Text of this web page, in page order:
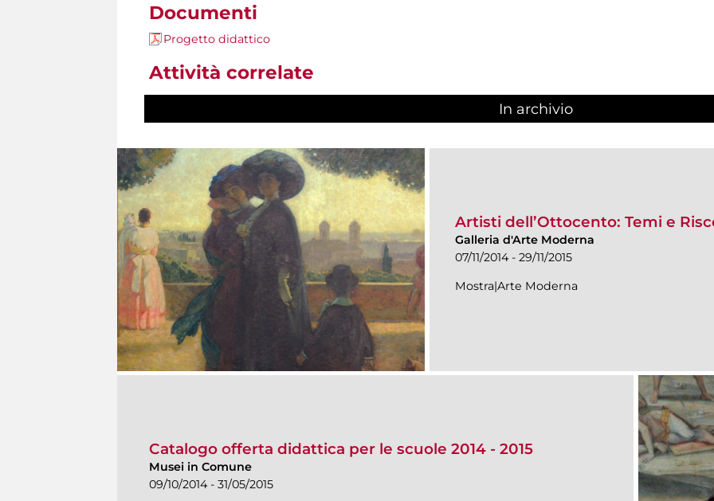
Documenti
Progetto didattico
Attività correlate
In archivio
Artisti dell’Ottocento: Temi e
Galleria d'Arte Moderna
07/11/2014 - 29/11/2015
Mostra|Arte Moderna
Catalogo offerta didattica per le scuole 2014 - 2015
Musei in Comune
09/10/2014 - 31/05/2015